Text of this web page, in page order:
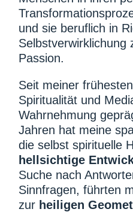
und sie beruflich in
Selbstverwirklichung
Passion.
Seit meiner
Spiritualität und
Wahrnehmung
Jahren hat meine
die selbst spirituelle
hellsichtige
Suche nach
Sinnfragen, führten
zur heiligen